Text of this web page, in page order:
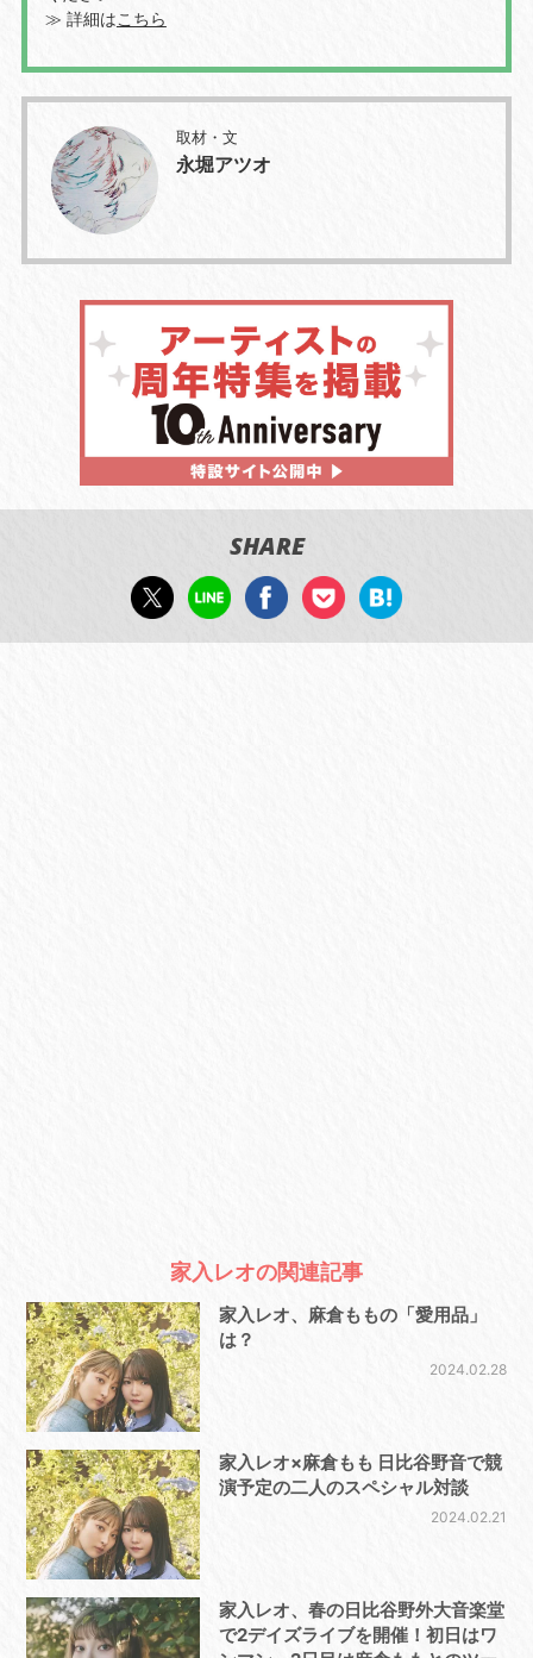
≫ 詳細はこちら
取材・文
永堀アツオ
SHARE
家入レオの関連記事
家入レオ、麻倉ももの「愛用品」
は？
2024.02.28
家入レオ×麻倉もも 日比谷野音で競
演予定の二人のスペシャル対談
2024.02.21
家入レオ、春の日比谷野外大音楽堂
で2デイズライブを開催！初日はワ